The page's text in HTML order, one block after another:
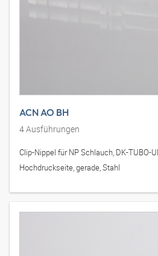
ACN AO BH
4Ausführungen
Clip-Nippel für NP Schlauch, DK-TUBO-
Hochdruckseite, gerade, Stahl